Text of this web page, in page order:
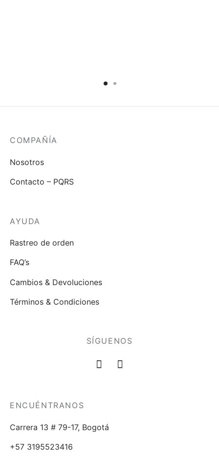
COMPAÑÍA
Nosotros
Contacto – PQRS
AYUDA
Rastreo de orden
FAQ’s
Cambios & Devoluciones
Términos & Condiciones
SÍGUENOS
ENCUÉNTRANOS
Carrera 13 # 79-17, Bogotá
+57 3195523416